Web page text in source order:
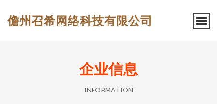
儋州召希网络科技有限公司
企业信息
INFORMATION